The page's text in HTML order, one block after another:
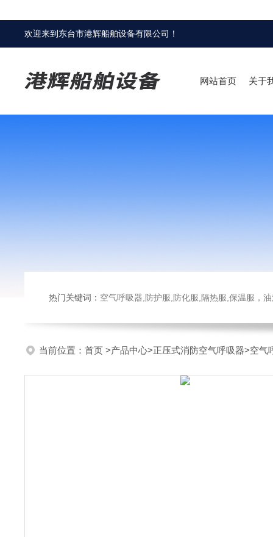
欢迎来到 东台市港辉船舶设备有限公司 ！
网站首页 关于
热门关键词： 空气呼吸器,防护服,防化服,隔热服,保温服，
当前位置： 首页 >产品中心>正压式消防空气呼吸器>空气